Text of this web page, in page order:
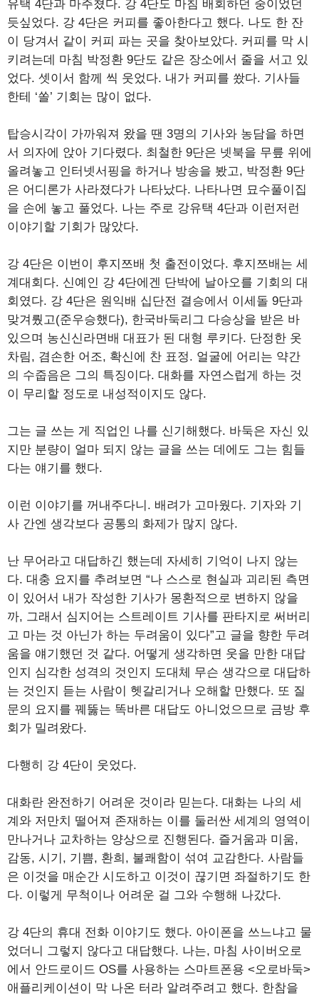
유택 4단과 마주쳤다. 강 4단도 마침 배회하던 중이었던
듯싶었다. 강 4단은 커피를 좋아한다고 했다. 나도 한 잔
이 당겨서 같이 커피 파는 곳을 찾아보았다. 커피를 막 시
키려는데 마침 박정환 9단도 같은 장소에서 줄을 서고 있
었다. 셋이서 함께 씩 웃었다. 내가 커피를 쐈다. 기사들
한테 ‘쏠’ 기회는 많이 없다.
탑승시각이 가까워져 왔을 땐 3명의 기사와 농담을 하면
서 의자에 앉아 기다렸다. 최철한 9단은 넷북을 무릎 위에
올려놓고 인터넷서핑을 하거나 방송을 봤고, 박정환 9단
은 어디론가 사라졌다가 나타났다. 나타나면 묘수풀이집
을 손에 놓고 풀었다. 나는 주로 강유택 4단과 이런저런
이야기할 기회가 많았다.
강 4단은 이번이 후지쯔배 첫 출전이었다. 후지쯔배는 세
계대회다. 신예인 강 4단에겐 단박에 날아오를 기회의 대
회였다. 강 4단은 원익배 십단전 결승에서 이세돌 9단과
맞겨뤘고(준우승했다), 한국바둑리그 다승상을 받은 바
있으며 농신신라면배 대표가 된 대형 루키다. 단정한 옷
차림, 겸손한 어조, 확신에 찬 표정. 얼굴에 어리는 약간
의 수줍음은 그의 특징이다. 대화를 자연스럽게 하는 것
이 무리할 정도로 내성적이지도 않다.
그는 글 쓰는 게 직업인 나를 신기해했다. 바둑은 자신 있
지만 분량이 얼마 되지 않는 글을 쓰는 데에도 그는 힘들
다는 얘기를 했다.
이런 이야기를 꺼내주다니. 배려가 고마웠다. 기자와 기
사 간엔 생각보다 공통의 화제가 많지 않다.
난 무어라고 대답하긴 했는데 자세히 기억이 나지 않는
다. 대충 요지를 추려보면 “나 스스로 현실과 괴리된 측면
이 있어서 내가 작성한 기사가 몽환적으로 변하지 않을
까, 그래서 심지어는 스트레이트 기사를 판타지로 써버리
고 마는 것 아닌가 하는 두려움이 있다”고 글을 향한 두려
움을 얘기했던 것 같다. 어떻게 생각하면 웃을 만한 대답
인지 심각한 성격의 것인지 도대체 무슨 생각으로 대답하
는 것인지 듣는 사람이 헷갈리거나 오해할 만했다. 또 질
문의 요지를 꿰뚫는 똑바른 대답도 아니었으므로 금방 후
회가 밀려왔다.
다행히 강 4단이 웃었다.
대화란 완전하기 어려운 것이라 믿는다. 대화는 나의 세
계와 저만치 떨어져 존재하는 이를 둘러싼 세계의 영역이
만나거나 교차하는 양상으로 진행된다. 즐거움과 미움,
감동, 시기, 기쁨, 환희, 불쾌함이 섞여 교감한다. 사람들
은 이것을 매순간 시도하고 이것이 끊기면 좌절하기도 한
다. 이렇게 무척이나 어려운 걸 그와 수행해 나갔다.
강 4단의 휴대 전화 이야기도 했다. 아이폰을 쓰느냐고 물
었더니 그렇지 않다고 대답했다. 나는, 마침 사이버오로
에서 안드로이드 OS를 사용하는 스마트폰용 <오로바둑>
애플리케이션이 막 나온 터라 알려주려고 했다. 한참을